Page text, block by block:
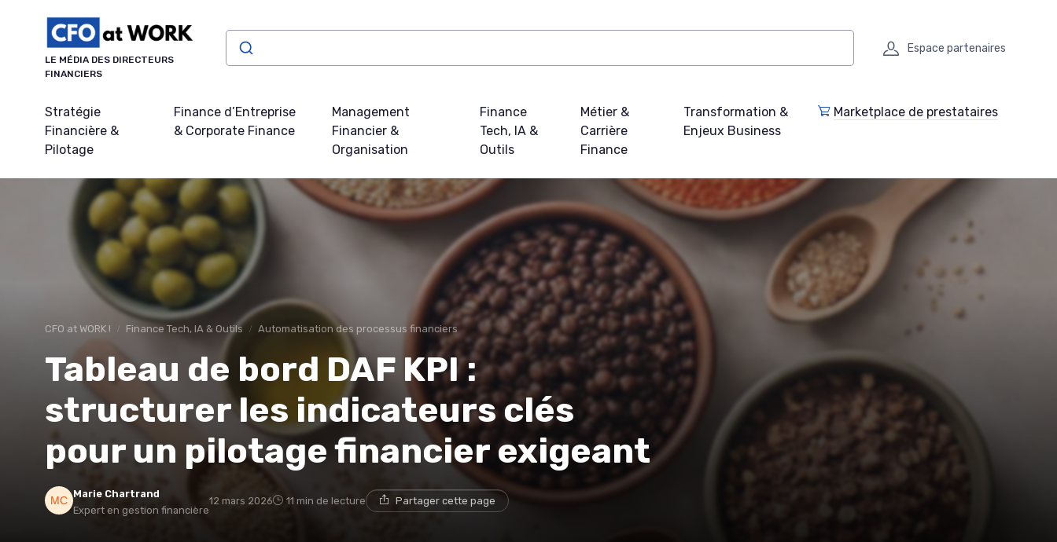
LE MÉDIA DES DIRECTEURS
FINANCIERS
Espace partenaires
Stratégie
Financière &
Pilotage
Finance d’Entreprise
& Corporate Finance
Management
Financier &
Organisation
Finance
Tech, IA &
Outils
Métier &
Carrière
Finance
Transformation &
Enjeux Business
Marketplace de prestataires
CFO at WORK ! Finance Tech, IA & Outils Automatisation des processus financiers
Tableau de bord DAF KPI :
structurer les indicateurs clés
pour un pilotage financier exigeant
Marie Chartrand
Expert en gestion financière
12 mars 2026 11 min de lecture Partager cette page